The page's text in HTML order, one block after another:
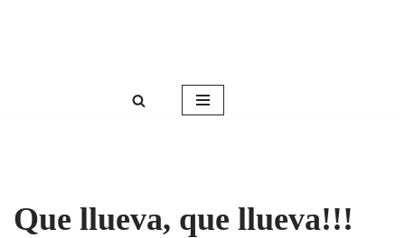
Que llueva, que llueva!!!